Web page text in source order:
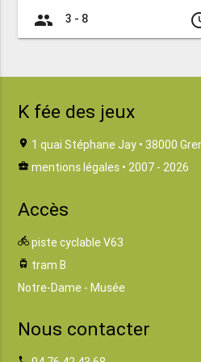
group 3 - 8
K fée des jeux
location_on 1 quai Stéphane Jay • 38000
business_center mentions légales • 2007 - 2026
Accès
directions_bike piste cyclable V63
tram tram B
Notre-Dame - Musée
Nous contacter